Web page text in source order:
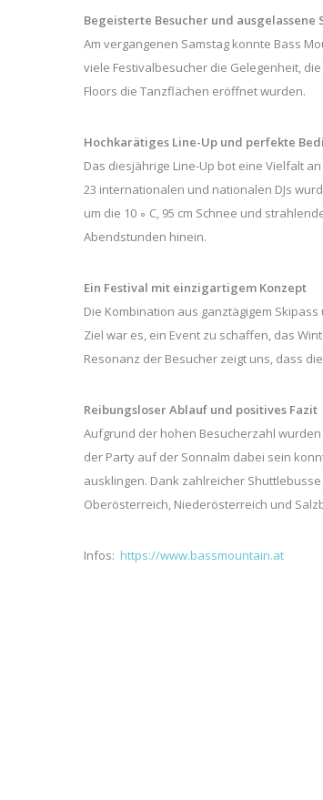
Begeisterte Besucher und ausgelassene
Am vergangenen Samstag konnte Bass
viele Festivalbesucher die Gelegenheit,
Floors die Tanzflächen eröffnet wurden.
Hochkarätiges Line-Up und perfekte
Das diesjährige Line-Up bot eine Vielfalt
23 internationalen und nationalen DJs
um die 10 ∘ C, 95 cm Schnee und
Abendstunden hinein.
Ein Festival mit einzigartigem Konzept
Die Kombination aus ganztägigem
Ziel war es, ein Event zu schaffen, das
Resonanz der Besucher zeigt uns, dass
Reibungsloser Ablauf und positives Fazit
Aufgrund der hohen Besucherzahl
der Party auf der Sonnalm dabei sein
ausklingen. Dank zahlreicher
Oberösterreich, Niederösterreich und
Infos: https://www.bassmountain.at